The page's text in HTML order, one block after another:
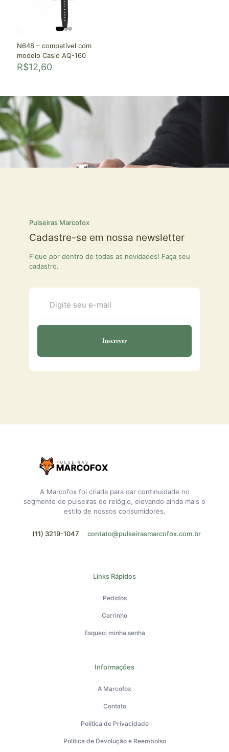
N648 – compatível com
modelo Casio AQ-160
R$12,60
Pulseiras Marcofox
Cadastre-se em nossa newsletter
Fique por dentro de todas as novidades! Faça seu
cadastro.
A Marcofox foi criada para dar continuidade no
segmento de pulseiras de relógio, elevando ainda mais o
estilo de nossos consumidores.
(11) 3219-1047 contato@pulseirasmarcofox.com.br
Links Rápidos
Pedidos
Carrinho
Esqueci minha senha
Informações
A Marcofox
Contato
Política de Privacidade
Política de Devolução e Reembolso